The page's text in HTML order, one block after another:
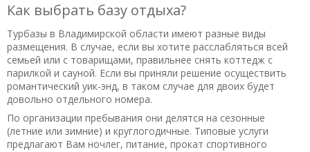
Илий о База отдыха «Владимирский хуторок»
07.05.2020 в 02:53
Ездили в Хуторок с молодым человеком на выходные,
отдохнуть от городской суеты, все понравилось очень!
Тишина, чистота, уют! Спасибо, за прекрасный отдых! По
ценам- достаточно адекватные! Планируем еще посетить
это место, только теперь с компанией! Удачи Вам!
Обязательно буду рекомендовать Хуторок своим
10
Как выбрать базу отдыха?
Турбазы в Владимирской области имеют разные виды
размещения. В случае, если вы хотите расслабляться всей
семьей или с товарищами, правильнее снять коттедж с
парилкой и сауной. Если вы приняли решение осуществить
романтический уик-энд, в таком случае для двоих будет
довольно отдельного номера.
По организации пребывания они делятся на сезонные
(летние или зимние) и круглогодичные. Типовые услуги
предлагают Вам ночлег, питание, прокат спортивного